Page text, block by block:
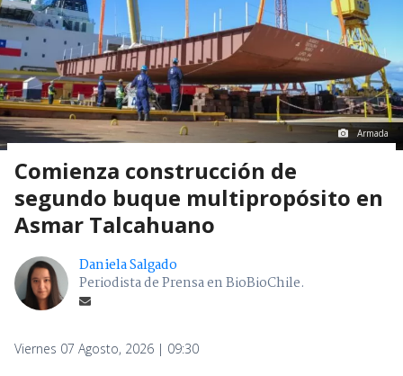
Armada
Comienza construcción de
segundo buque multipropósito en
Asmar Talcahuano
Daniela Salgado
Periodista de Prensa en BioBioChile.
Viernes 07 Agosto, 2026 | 09:30